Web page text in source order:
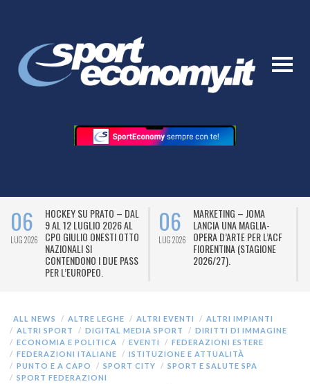
06
LUG 2026
HOCKEY SU PRATO – DAL
9 AL 12 LUGLIO 2026 AL
CPO GIULIO ONESTI OTTO
NAZIONALI SI
CONTENDONO I DUE PASS
PER L’EUROPEO.
06
LUG 2026
MARKETING – JOMA
LANCIA UNA MAGLIA-
OPERA D’ARTE PER L’ACF
FIORENTINA (STAGIONE
2026/27).
ALL NEWS ALTRE LEGHE ALTRI EVENTI
ALTRI IMPIANTI
ALTRI SPORT
DIGITAL MEDIA SPORT
DIRITTI DI IMMAGINE
ECONOMIA E POLITICA
EVENTI
FEDERAZIONI ESTERE
FEDERAZIONI ITALIANE
ISTITUZIONE E ATTUALITÀ
PUNTO E A CAPO
SPORT CITY
SPORT E SALUTE SPA
SPORT FEDERAZIONI